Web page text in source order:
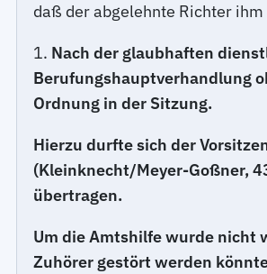
daß der abgelehnte Richter
1. Nach der glaubhaften
Berufungshauptverhandlung
Ordnung in der Sitzung.
Hierzu durfte sich der
(Kleinknecht/Meyer-Goßner,
übertragen.
Um die Amtshilfe wurde nicht
Zuhörer gestört werden